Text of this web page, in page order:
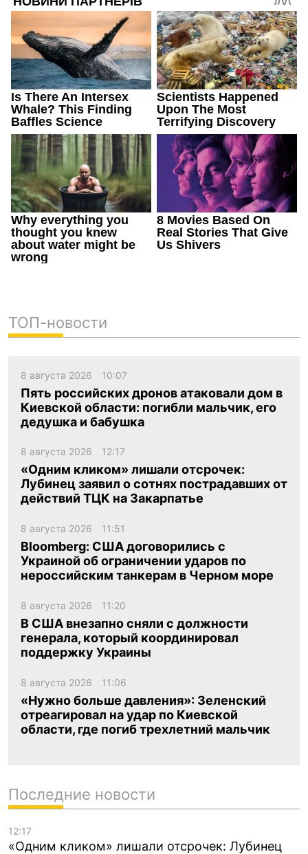
ТОП-новости
8 августа 2026 10:07
Пять российских дронов атаковали дом в
Киевской области: погибли мальчик, его
дедушка и бабушка
8 августа 2026 12:17
«Одним кликом» лишали отсрочек:
Лубинец заявил о сотнях пострадавших от
действий ТЦК на Закарпатье
8 августа 2026 11:51
Bloomberg: США договорились с
Украиной об ограничении ударов по
нероссийским танкерам в Черном море
8 августа 2026 11:20
В США внезапно сняли с должности
генерала, который координировал
поддержку Украины
8 августа 2026 11:06
«Нужно больше давления»: Зеленский
отреагировал на удар по Киевской
области, где погиб трехлетний мальчик
Последние новости
12:17
«Одним кликом» лишали отсрочек: Лубинец